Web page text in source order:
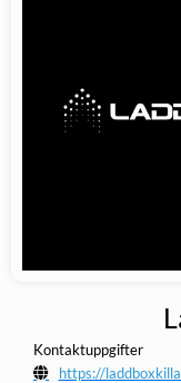
Kontaktuppgifter
https://